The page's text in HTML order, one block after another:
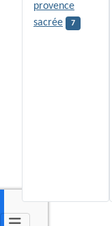
provence
sacrée
7